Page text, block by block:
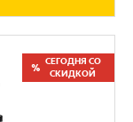
СЕГОДНЯ СО
СКИДКОЙ